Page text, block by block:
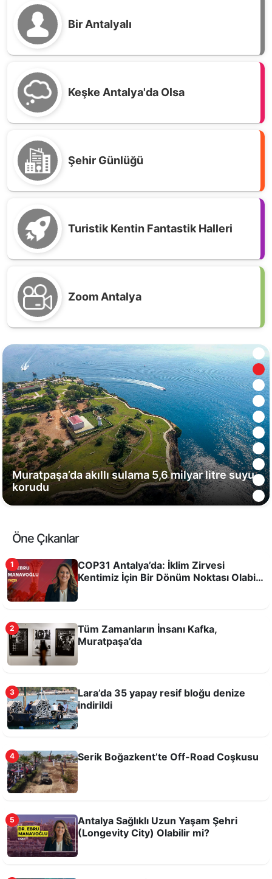
Bir Antalyalı
Keşke Antalya'da Olsa
Şehir Günlüğü
Turistik Kentin Fantastik Halleri
Zoom Antalya
Antalya'da Haftanın En Çok Okunan Kitapları
Muratpaşa’da akıllı sulama 5,6 milyar litre suyu
korudu
Tarihi Kırkgöz Hanı'nda Candles And Echoes
Bilim, teknoloji ve üretim Antalya Tarım
Teknokenti'nde buluşacak
Öne Çıkanlar
1
COP31 Antalya’da: İklim Zirvesi
Kentimiz İçin Bir Dönüm Noktası Olabilir
2
Tüm Zamanların İnsanı Kafka,
Muratpaşa’da
3
Lara’da 35 yapay resif bloğu denize
indirildi
4 Serik Boğazkent’te Off-Road Coşkusu
5
Antalya Sağlıklı Uzun Yaşam Şehri
(Longevity City) Olabilir mi?